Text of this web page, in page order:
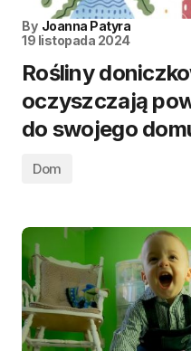
By Joanna Patyra
19 listopada 2024
Rośliny
oczyszczają
do swojego
Dom